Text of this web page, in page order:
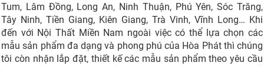
Tum, Lâm Đồng, Long An, Ninh Thuận, Phú Yên, Sóc Trăng,
Tây Ninh, Tiền Giang, Kiên Giang, Trà Vinh, Vĩnh Long… Khi
đến với Nội Thất Miền Nam ngoài việc có thể lựa chọn các
mẫu sản phẩm đa dạng và phong phú của Hòa Phát thì chúng
tôi còn nhận lắp đặt, thiết kế các mẫu sản phẩm theo yêu cầu